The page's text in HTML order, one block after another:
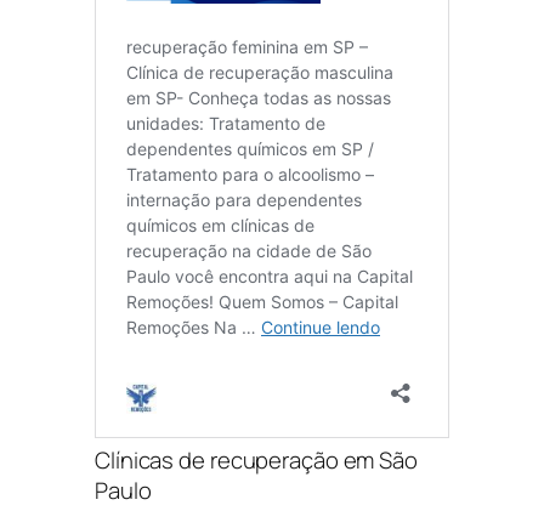
Clínicas de recuperação em São
Paulo